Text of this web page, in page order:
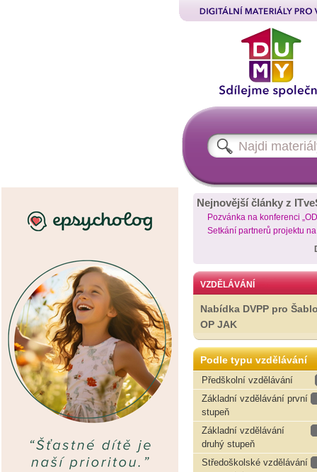
Nejnovější články z
Pozvánka na konferenci
Setkání partnerů projektu
VZDĚLÁVÁNÍ
Nabídka DVPP pro
OP JAK
Podle typu vzdělávání
Předškolní vzdělávání
Základní vzdělávání první
stupeň
Základní vzdělávání
druhý stupeň
Středoškolské vzdělávání